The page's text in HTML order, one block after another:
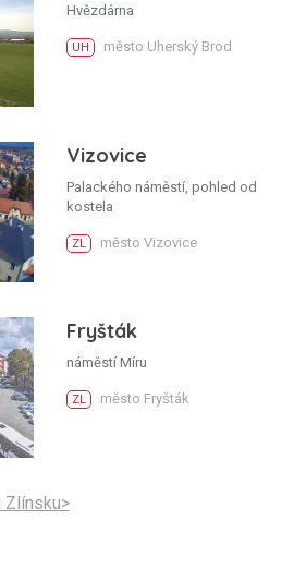
Hvězdárna
UH město Uherský Brod
Vizovice
Palackého náměstí, pohled od
kostela
ZL město Vizovice
Fryšták
náměstí Míru
ZL město Fryšták
Zlínsku>